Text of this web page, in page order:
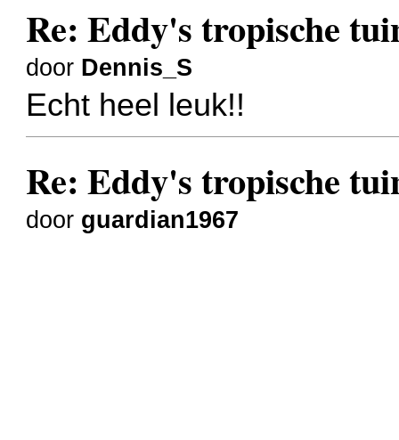
Re: Eddy's tropische
door Dennis_S
Echt heel leuk!!
Re: Eddy's tropische
door guardian1967